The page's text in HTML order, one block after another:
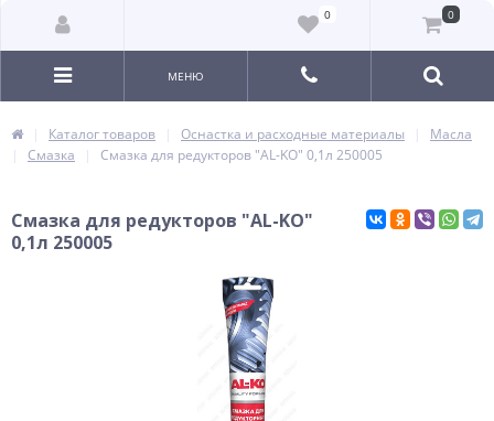
0 0
МЕНЮ
Каталог товаров Оснастка и расходные материалы
Масла
Смазка
Cмазка для редукторов "AL-KO" 0,1л 250005
Cмазка для редукторов "AL-KO"
0,1л 250005